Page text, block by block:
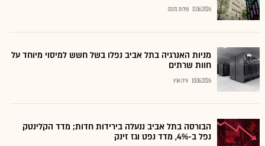
11.06.2026 שירות גלובס
מניות האנרגיה בתל אביב נפלו בשל חשש למיסוי מיוחד על
חוות שרתים
10.06.2026 עידן ארץ
הבורסה בתל אביב ננעלה בירידות חדות; מדד הקלינטק
נפל ב-4%, מדד נפט וגז זינק